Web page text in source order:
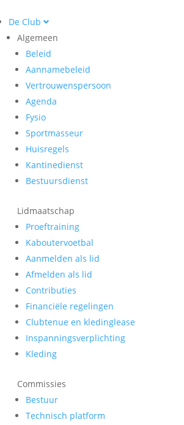
De Club
Algemeen
Beleid
Aannamebeleid
Vertrouwenspersoon
Agenda
Fysio
Sportmasseur
Huisregels
Kantinedienst
Bestuursdienst
Lidmaatschap
Proeftraining
Kaboutervoetbal
Aanmelden als lid
Afmelden als lid
Contributies
Financiële regelingen
Clubtenue en kledinglease
Inspanningsverplichting
Kleding
Commissies
Bestuur
Technisch platform